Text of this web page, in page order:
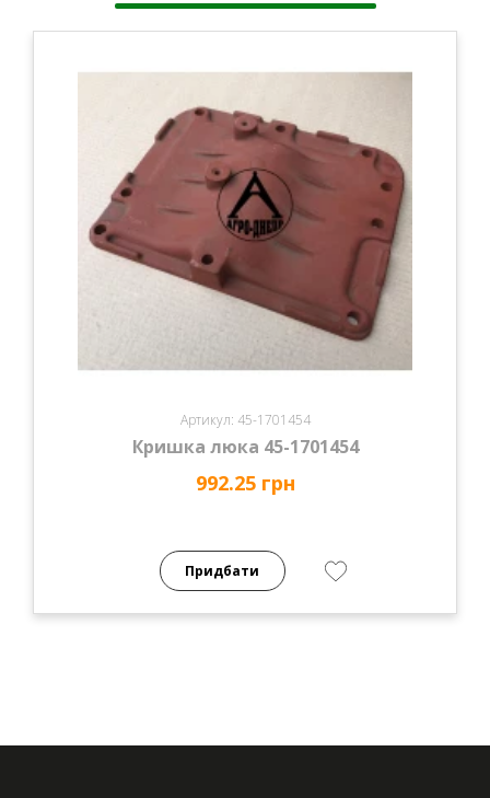
Артикул: 45-1701454
Кришка люка 45-1701454
992.25 грн
Придбати